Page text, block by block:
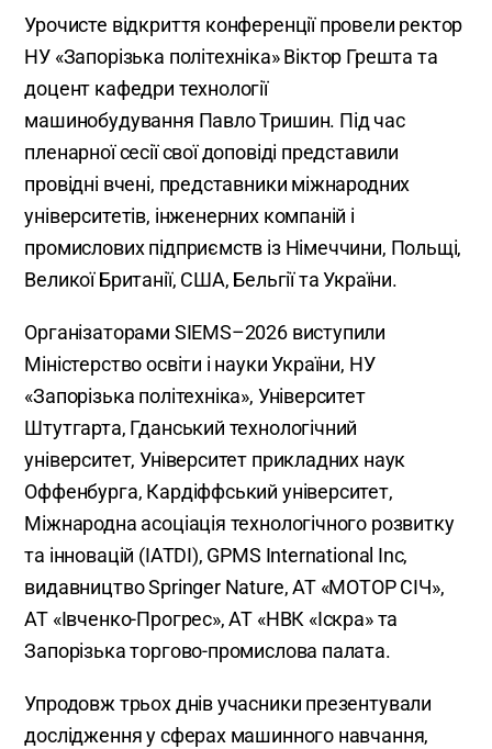
Урочисте відкриття конференції провели ректор
НУ «Запорізька політехніка» Віктор Грешта та
доцент кафедри технології
машинобудування Павло Тришин. Під час
пленарної сесії свої доповіді представили
провідні вчені, представники міжнародних
університетів, інженерних компаній і
промислових підприємств із Німеччини, Польщі,
Великої Британії, США, Бельгії та України.
Організаторами SIEMS–2026 виступили
Міністерство освіти і науки України, НУ
«Запорізька політехніка», Університет
Штутгарта, Гданський технологічний
університет, Університет прикладних наук
Оффенбурга, Кардіффський університет,
Міжнародна асоціація технологічного розвитку
та інновацій (IATDI), GPMS International Inc,
видавництво Springer Nature, АТ «МОТОР СІЧ»,
АТ «Івченко-Прогрес», АТ «НВК «Іскра» та
Запорізька торгово-промислова палата.
Упродовж трьох днів учасники презентували
дослідження у сферах машинного навчання,